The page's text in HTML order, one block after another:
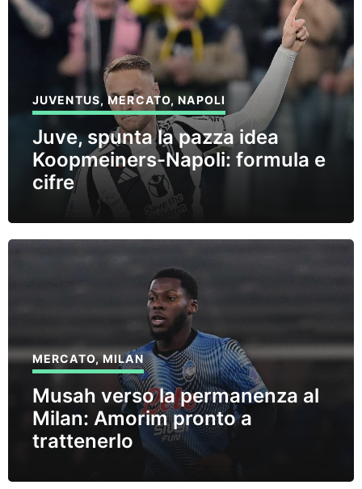
JUVENTUS,MERCATO,NAPOLI
Juve, spunta la pazza idea
Koopmeiners-Napoli: formula e
cifre
MERCATO,MILAN
Musah verso la permanenza al
Milan: Amorim pronto a
trattenerlo